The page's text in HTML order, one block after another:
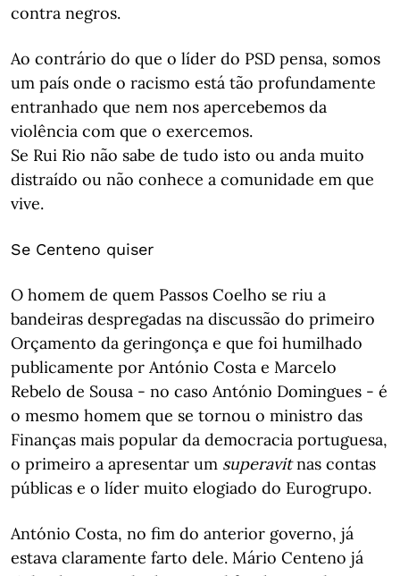
contra negros.
Ao contrário do que o líder do PSD pensa, somos
um país onde o racismo está tão profundamente
entranhado que nem nos apercebemos da
violência com que o exercemos.
Se Rui Rio não sabe de tudo isto ou anda muito
distraído ou não conhece a comunidade em que
vive.
Se Centeno quiser
O homem de quem Passos Coelho se riu a
bandeiras despregadas na discussão do primeiro
Orçamento da geringonça e que foi humilhado
publicamente por António Costa e Marcelo
Rebelo de Sousa - no caso António Domingues - é
o mesmo homem que se tornou o ministro das
Finanças mais popular da democracia portuguesa,
o primeiro a apresentar um superavitnas contas
públicas e o líder muito elogiado do Eurogrupo.
António Costa, no fim do anterior governo, já
estava claramente farto dele. Mário Centeno já